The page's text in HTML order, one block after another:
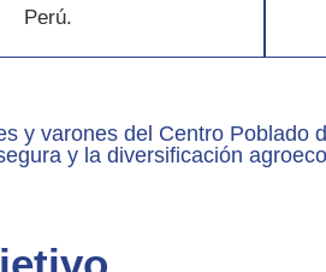
Perú.
y varones del Centro Poblado
y la diversificación